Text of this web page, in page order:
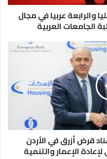
والرابعة عربيا في مجال
الجامعات العربية
قرض أزرق في الأردن
الإعمار والتنمية